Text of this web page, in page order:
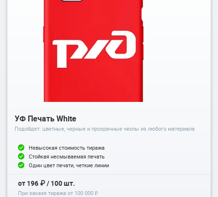
УФ Печать White
Подойдет: цветные, черные и прозрачные чехлы из любого материала
Невысокая стоимость тиража
Стойкая несмываемая печать
Один цвет печати, четкие линии
от 196 ₽ / 100 шт.
При заказе тиража от 100 000 ₽